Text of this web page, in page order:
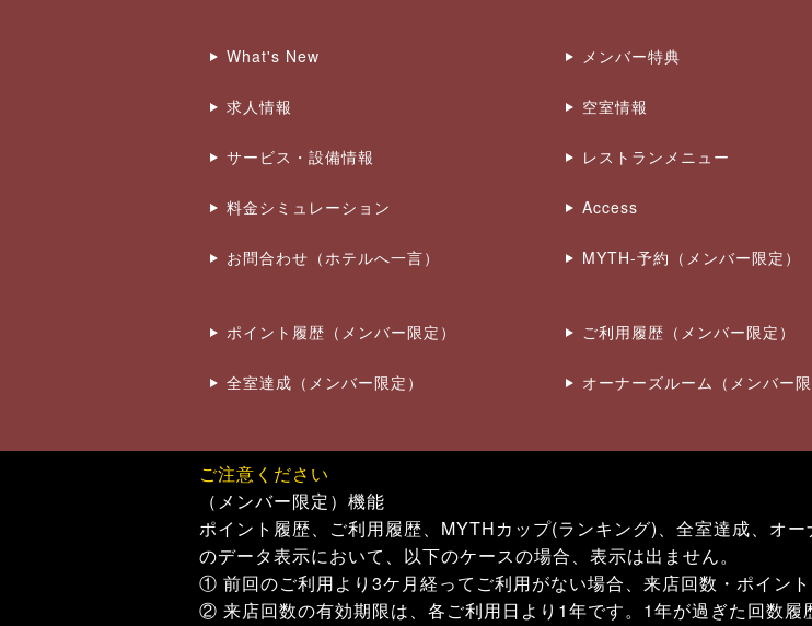
What's New メンバー特典
求人情報 空室情報
サービス・設備情報 レストランメニュー
料金シミュレーション Access
お問合わせ（ホテルへ一言） MYTH-予約（メンバー限定）
ポイント履歴（メンバー限定） ご利用履歴（メンバー限定）
全室達成（メンバー限定） オーナーズルーム（メンバー限
ご注意ください
（メンバー限定）機能
ポイント履歴、ご利用履歴、MYTHカップ(ランキング)、全室達成、オー
のデータ表示において、以下のケースの場合、表示は出ません。
① 前回のご利用より3ケ月経ってご利用がない場合、来店回数・ポイント
② 来店回数の有効期限は、各ご利用日より1年です。1年が過ぎた回数履